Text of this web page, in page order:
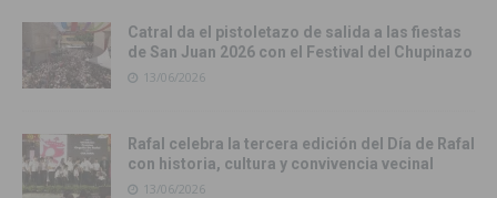
Catral da el pistoletazo de salida a las fiestas
de San Juan 2026 con el Festival del Chupinazo
13/06/2026
Rafal celebra la tercera edición del Día de Rafal
con historia, cultura y convivencia vecinal
13/06/2026